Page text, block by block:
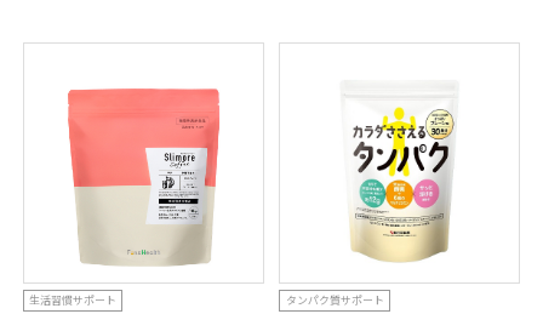
生活習慣サポート タンパク質サポート